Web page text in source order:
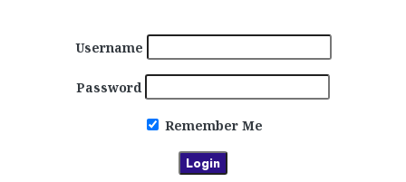
Username
Password
Remember Me